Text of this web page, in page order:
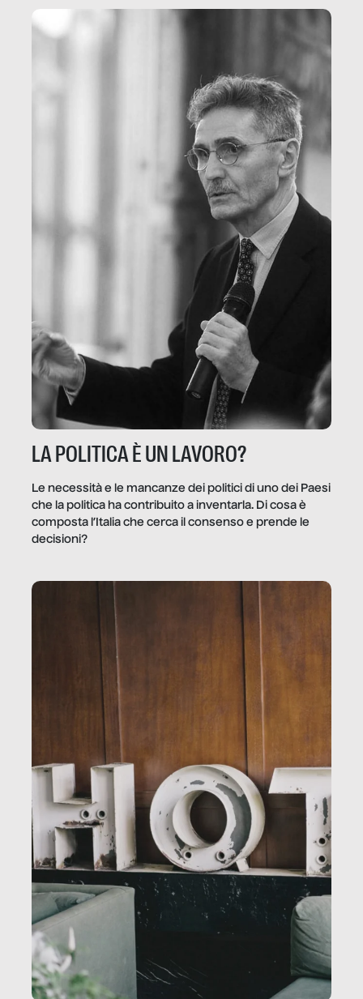
LA POLITICA È UN LAVORO?
Le necessità e le mancanze dei politici di uno dei Paesi
che la politica ha contribuito a inventarla. Di cosa è
composta l’Italia che cerca il consenso e prende le
decisioni?